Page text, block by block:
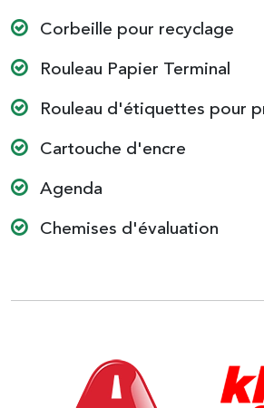
Corbeille pour recyclage
Rouleau Papier Terminal
Rouleau d'étiquettes pour
Cartouche d'encre
Agenda
Chemises d'évaluation